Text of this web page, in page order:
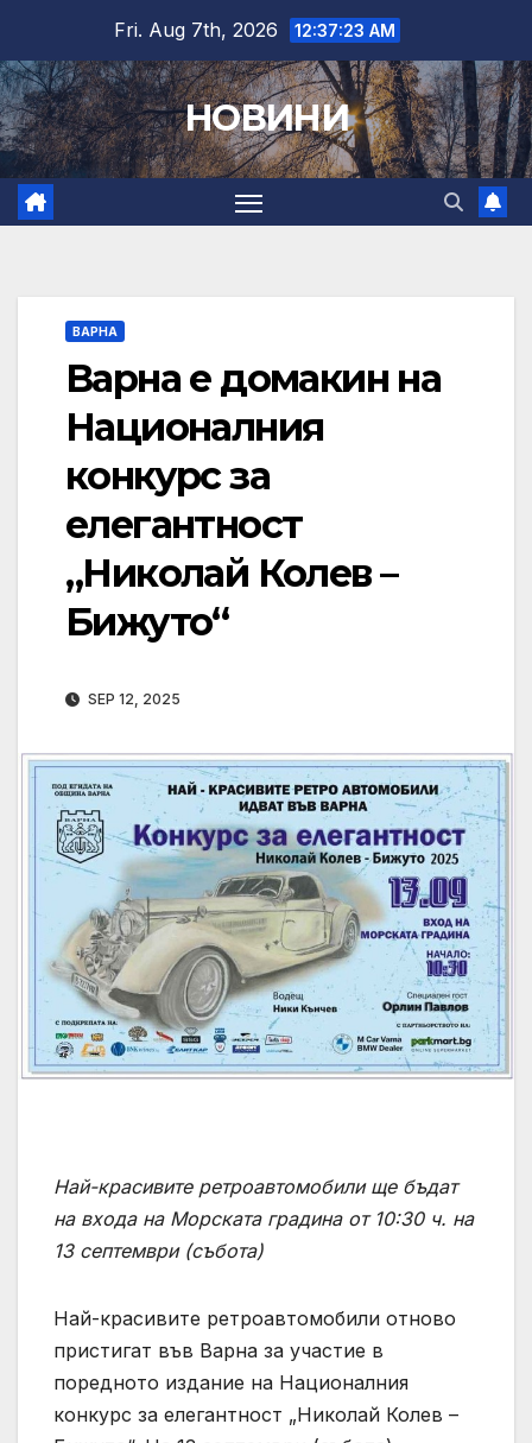
content
Fri. Aug 7th, 2026 12:37:24 AM
НОВИНИ
ВАРНА
Варна е домакин на
Националния
конкурс за
елегантност
„Николай Колев –
Бижуто“
SEP 12, 2025
Най-красивите ретроавтомобили ще бъдат
на входа на Морската градина от 10:30 ч. на
13 септември (събота)
Най-красивите ретроавтомобили отново
пристигат във Варна за участие в
поредното издание на Националния
конкурс за елегантност „Николай Колев –